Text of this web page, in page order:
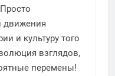
движения
и культуру того
взглядов,
перемены!